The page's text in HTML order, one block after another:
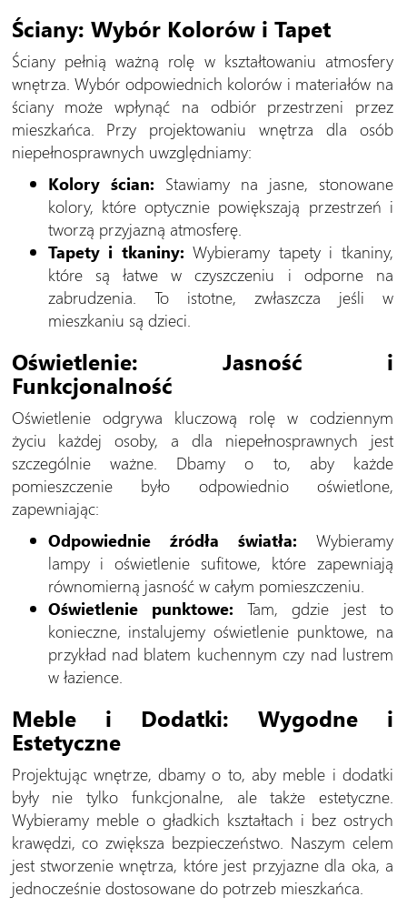
Ściany: Wybór Kolorów i Tapet
Ściany pełnią ważną rolę w kształtowaniu atmosfery
wnętrza. Wybór odpowiednich kolorów i materiałów na
ściany może wpłynąć na odbiór przestrzeni przez
mieszkańca. Przy projektowaniu wnętrza dla osób
niepełnosprawnych uwzględniamy:
Kolory ścian: Stawiamy na jasne, stonowane
kolory, które optycznie powiększają przestrzeń i
tworzą przyjazną atmosferę.
Tapety i tkaniny: Wybieramy tapety i tkaniny,
które są łatwe w czyszczeniu i odporne na
zabrudzenia. To istotne, zwłaszcza jeśli w
mieszkaniu są dzieci.
Oświetlenie: Jasność i
Funkcjonalność
Oświetlenie odgrywa kluczową rolę w codziennym
życiu każdej osoby, a dla niepełnosprawnych jest
szczególnie ważne. Dbamy o to, aby każde
pomieszczenie było odpowiednio oświetlone,
zapewniając:
Odpowiednie źródła światła: Wybieramy
lampy i oświetlenie sufitowe, które zapewniają
równomierną jasność w całym pomieszczeniu.
Oświetlenie punktowe: Tam, gdzie jest to
konieczne, instalujemy oświetlenie punktowe, na
przykład nad blatem kuchennym czy nad lustrem
w łazience.
Meble i Dodatki: Wygodne i
Estetyczne
Projektując wnętrze, dbamy o to, aby meble i dodatki
były nie tylko funkcjonalne, ale także estetyczne.
Wybieramy meble o gładkich kształtach i bez ostrych
krawędzi, co zwiększa bezpieczeństwo. Naszym celem
jest stworzenie wnętrza, które jest przyjazne dla oka, a
jednocześnie dostosowane do potrzeb mieszkańca.